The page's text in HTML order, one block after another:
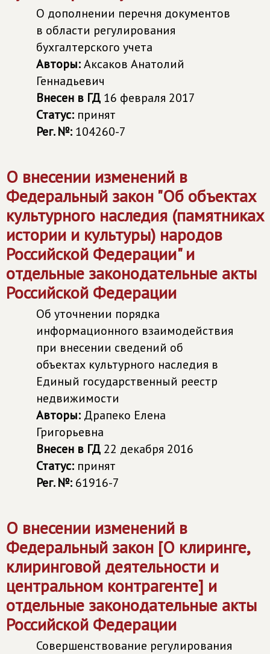
О дополнении перечня документов
в области регулирования
бухгалтерского учета
Авторы:Аксаков Анатолий
Геннадьевич
Внесен в ГД 16 февраля 2017
Статус: принят
Рег. №: 104260-7
О внесении изменений в
Федеральный закон "Об объектах
культурного наследия (памятниках
истории и культуры) народов
Российской Федерации" и
отдельные законодательные акты
Российской Федерации
Об уточнении порядка
информационного взаимодействия
при внесении сведений об
объектах культурного наследия в
Единый государственный реестр
недвижимости
Авторы: Драпеко Елена
Григорьевна
Внесен в ГД 22 декабря 2016
Статус: принят
Рег. №: 61916-7
О внесении изменений в
Федеральный закон [О клиринге,
клиринговой деятельности и
центральном контрагенте] и
отдельные законодательные акты
Российской Федерации
Совершенствование регулирования